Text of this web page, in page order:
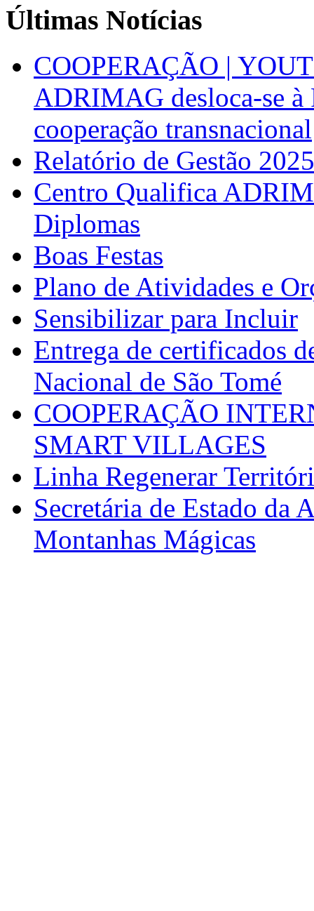
Últimas Notícias
COOPERAÇÃO |
ADRIMAG desloca-se
cooperação transnacional
Relatório de Gestão 2025
Centro Qualifica
Diplomas
Boas Festas
Plano de Atividades e
Sensibilizar para Incluir
Entrega de certificados
Nacional de São Tomé
COOPERAÇÃO
SMART VILLAGES
Linha Regenerar
Secretária de Estado da
Montanhas Mágicas